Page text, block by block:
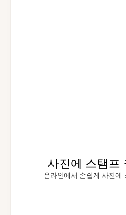
사진에 스탬프
온라인에서 손쉽게 사진에